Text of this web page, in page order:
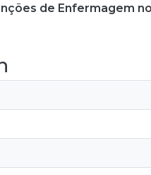
de Enfermagem